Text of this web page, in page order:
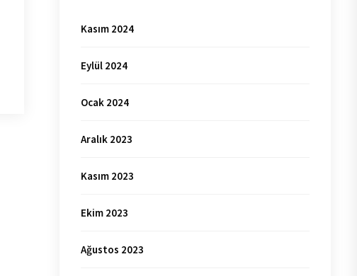
Kasım 2024
Eylül 2024
Ocak 2024
Aralık 2023
Kasım 2023
Ekim 2023
Ağustos 2023